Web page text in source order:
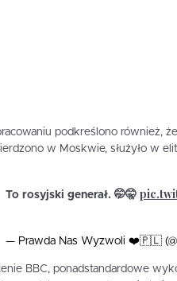
podkreślono również,
w Moskwie, służyło w
To rosyjski generał. 🤭🤫
— Prawda Nas Wyzwoli ❤️🇵🇱
BBC, ponadstandardowe